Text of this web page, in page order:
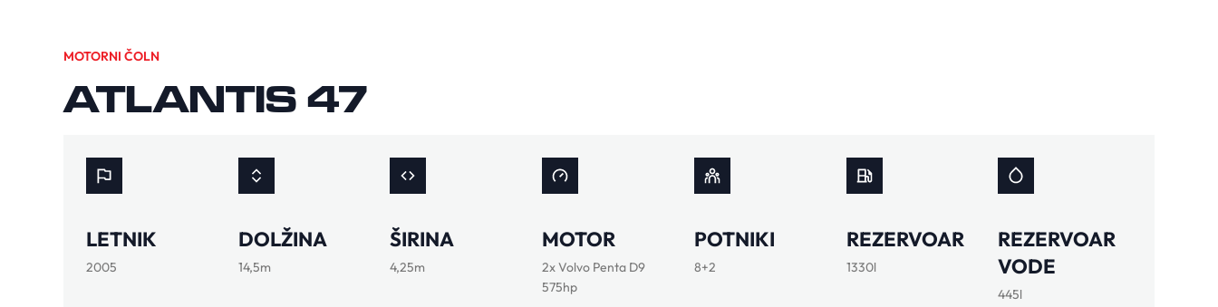
MOTORNI ČOLN
ATLANTIS 47
LETNIK
2005
DOLŽINA
14,5m
ŠIRINA
4,25m
MOTOR
2x Volvo Penta D9
575hp
POTNIKI
8+2
REZERVOAR
1330l
REZERVOAR
VODE
445l